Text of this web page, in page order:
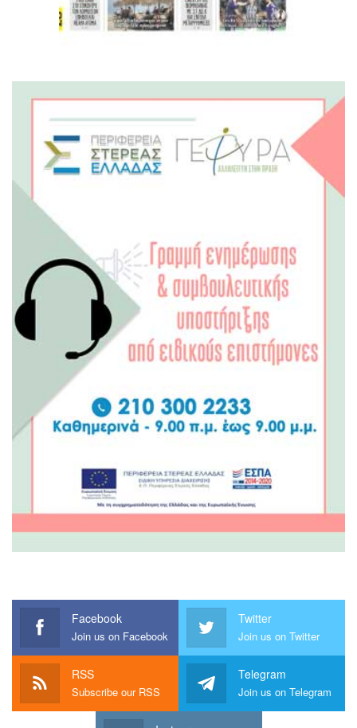
Facebook
Join us on Facebook
Twitter
Join us on Twitter
RSS
Subscribe our RSS
Telegram
Join us on Telegram